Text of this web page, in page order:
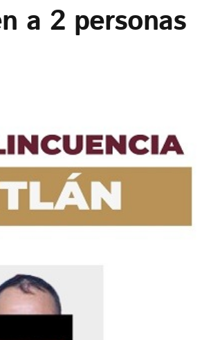
a 2 personas